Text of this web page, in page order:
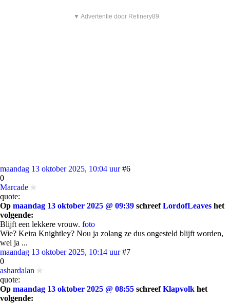
▼ Advertentie door Refinery89
maandag 13 oktober 2025, 10:04 uur #6
0
Marcade
quote:
Op maandag 13 oktober 2025 @ 09:39 schreefLordofLeaves het
volgende:
Blijft een lekkere vrouw. foto
Wie? Keira Knightley? Nou ja zolang ze dus ongesteld blijft worden,
wel ja ...
maandag 13 oktober 2025, 10:14 uur #7
0
ashardalan
quote:
Op maandag 13 oktober 2025 @ 08:55 schreefKlapvolk het
volgende: